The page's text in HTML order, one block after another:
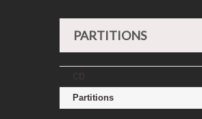
PARTITIONS
Partitions